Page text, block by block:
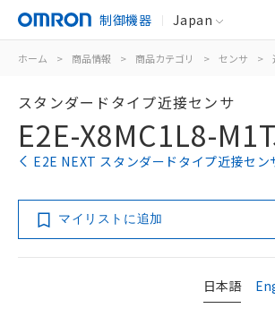
制御機器 Japan
ホーム > 商品情報 > 商品カテゴリ > センサ >
スタンダードタイプ近接センサ
E2E-X8MC1L8-
E2E NEXT スタンダードタイプ近接セン
マイリストに追加
日本語